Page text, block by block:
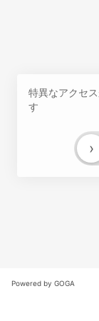
特異なアクセ
す
›
Powered by GOGA